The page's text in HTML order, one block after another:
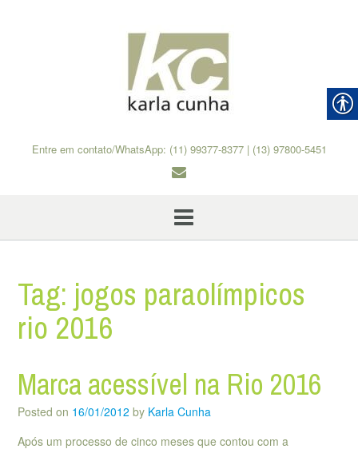
Entre em contato/WhatsApp: (11) 99377-8377 | (13) 97800-5451
Tag: jogos paraolímpicos
rio 2016
Marca acessível na Rio 2016
Posted on 16/01/2012 by Karla Cunha
Após um processo de cinco meses que contou com a